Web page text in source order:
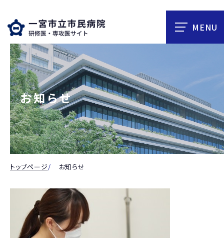
お知らせ
トップページ お知らせ